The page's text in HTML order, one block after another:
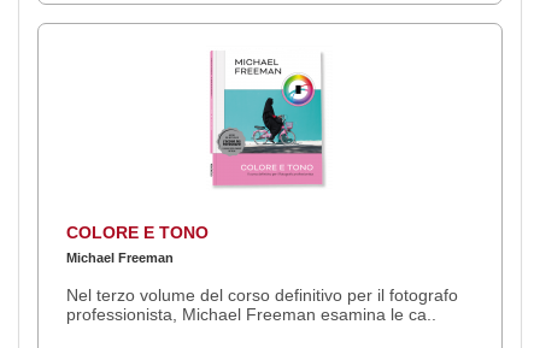
COLORE E TONO
Michael Freeman
Nel terzo volume del corso definitivo per il fotografo
professionista, Michael Freeman esamina le ca..